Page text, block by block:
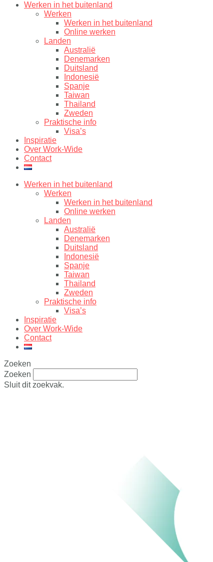
Werken in het buitenland
Werken
Werken in het buitenland
Online werken
Landen
Australië
Denemarken
Duitsland
Indonesië
Spanje
Taiwan
Thailand
Zweden
Praktische info
Visa’s
Inspiratie
Over Work-Wide
Contact
Werken in het buitenland
Werken
Werken in het buitenland
Online werken
Landen
Australië
Denemarken
Duitsland
Indonesië
Spanje
Taiwan
Thailand
Zweden
Praktische info
Visa’s
Inspiratie
Over Work-Wide
Contact
Zoeken
Zoeken
Sluit dit zoekvak.